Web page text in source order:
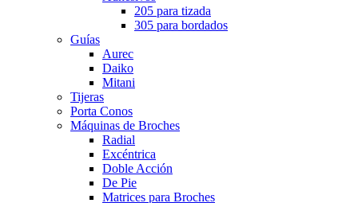
205 para tizada
305 para bordados
Guías
Aurec
Daiko
Mitani
Tijeras
Porta Conos
Máquinas de Broches
Radial
Excéntrica
Doble Acción
De Pie
Matrices para Broches